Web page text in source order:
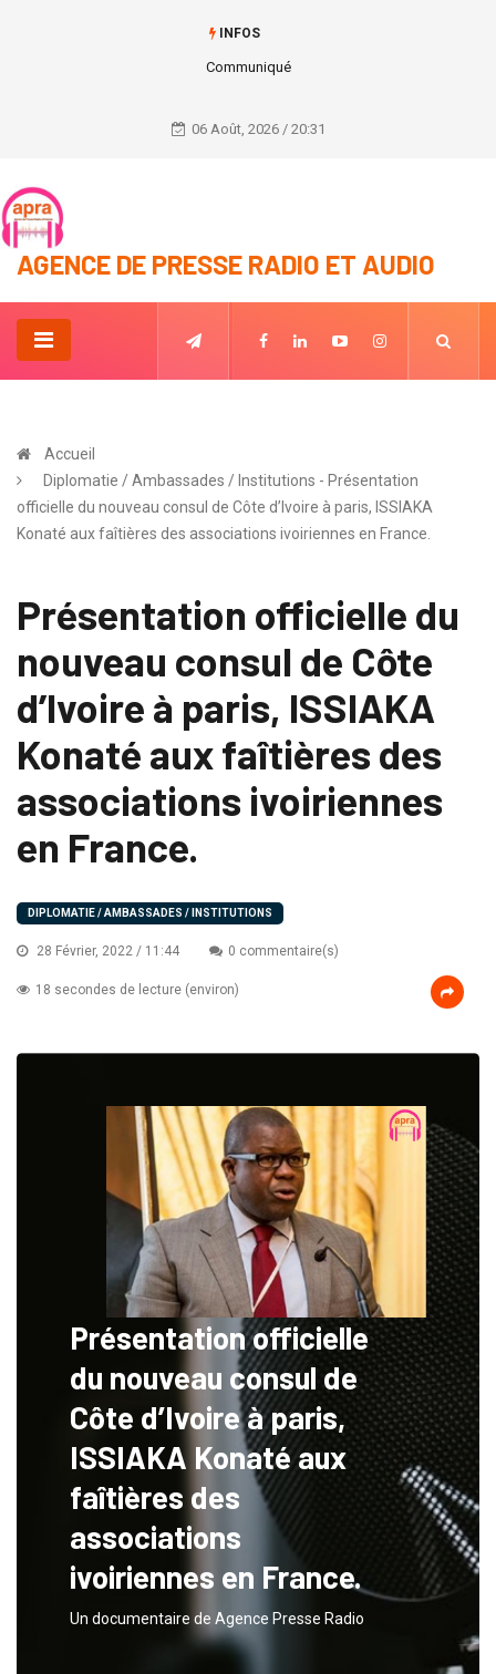
INFOS
test1
06 Août, 2026 / 20:31
AGENCE DE PRESSE RADIO ET AUDIO
Accueil
Diplomatie / Ambassades / Institutions - Présentation
officielle du nouveau consul de Côte d’Ivoire à paris, ISSIAKA
Konaté aux faîtières des associations ivoiriennes en France.
Présentation officielle du
nouveau consul de Côte
d’Ivoire à paris, ISSIAKA
Konaté aux faîtières des
associations ivoiriennes
en France.
DIPLOMATIE / AMBASSADES / INSTITUTIONS
28 Février, 2022 / 11:44 0 commentaire(s)
18 secondes de lecture (environ)
Présentation officielle
du nouveau consul de
Côte d’Ivoire à paris,
ISSIAKA Konaté aux
faîtières des
associations
ivoiriennes en France.
Un documentaire de Agence Presse Radio